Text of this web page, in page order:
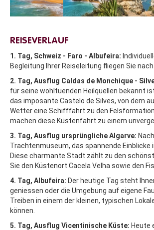
REISEVERLAUF
1. Tag, Schweiz - Faro - Albufeira:
Begleitung Ihrer Reiseleitung fliegen Sie
2. Tag, Ausflug Caldas de Monchique -
für seine wohltuenden Heilquellen bekannt
das imposante Castelo de Silves, von dem
Wetter eine Schifffahrt zu den
machen diese Küstenfahrt zu einem
3. Tag, Ausflug ursprüngliche Algarve:
Trachtenmuseum, das spannende Einblicke
Diese charmante Stadt zählt zu den
Sie den Küstenort Cacela Velha sowie den
4. Tag, Albufeira: Der heutige Tag steht
geniessen oder die Umgebung auf eigene
Treiben in einem der kleinen, typischen
können.
5. Tag, Ausflug Vicentinische Küste: Heute